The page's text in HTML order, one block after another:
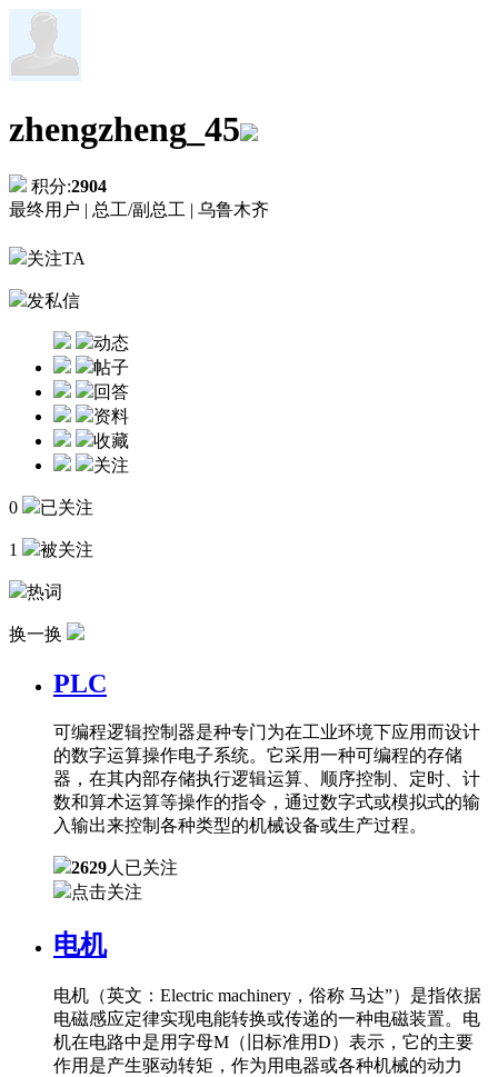
zhengzheng_45
积分:2904
最终用户 | 总工/副总工 | 乌鲁木齐
关注TA
发私信
动态
帖子
回答
资料
收藏
关注
0 已关注
1 被关注
热词
换一换
PLC
可编程逻辑控制器是种专门为在工业环境下应用而设计
的数字运算操作电子系统。它采用一种可编程的存储
器，在其内部存储执行逻辑运算、顺序控制、定时、计
数和算术运算等操作的指令，通过数字式或模拟式的输
入输出来控制各种类型的机械设备或生产过程。
2629人已关注
点击关注
电机
电机（英文：Electric machinery，俗称 马达”）是指依据
电磁感应定律实现电能转换或传递的一种电磁装置。电
机在电路中是用字母M（旧标准用D）表示，它的主要
作用是产生驱动转矩，作为用电器或各种机械的动力